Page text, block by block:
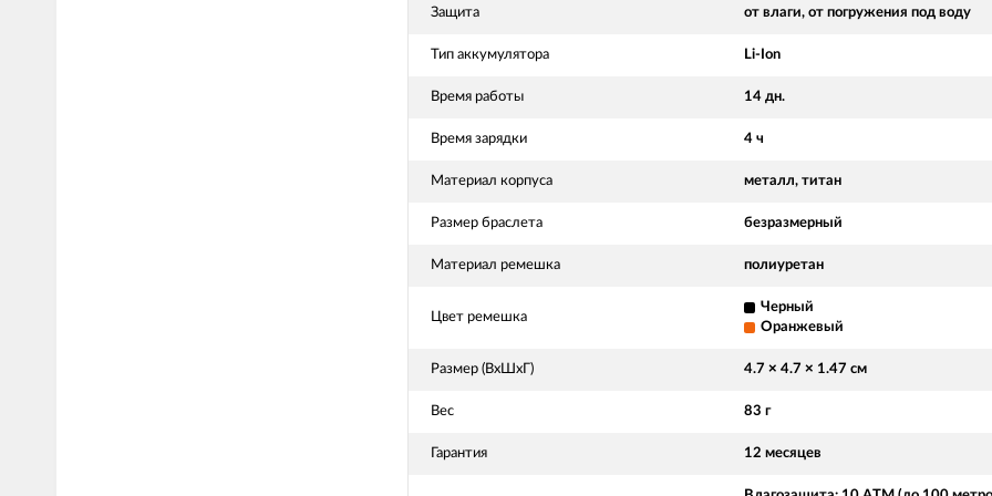
Защита от влаги, от погружения под воду
Тип аккумулятора Li-Ion
Время работы 14 дн.
Время зарядки 4 ч
Материал корпуса металл, титан
Размер браслета безразмерный
Материал ремешка полиуретан
Цвет ремешка
Черный
Оранжевый
Размер (ВхШхГ) 4.7 × 4.7 × 1.47 см
Вес 83 г
Гарантия 12 месяцев